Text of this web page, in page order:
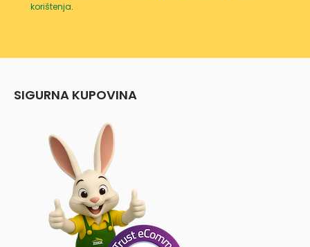
korištenja.
SIGURNA KUPOVINA